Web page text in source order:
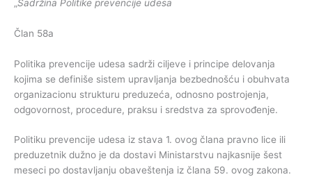
„Sadržina Politike prevencije udesa
Član 58a
Politika prevencije udesa sadrži ciljeve i principe delovanja
kojima se definiše sistem upravljanja bezbednošću i obuhvata
organizacionu strukturu preduzeća, odnosno postrojenja,
odgovornost, procedure, praksu i sredstva za sprovođenje.
Politiku prevencije udesa iz stava 1. ovog člana pravno lice ili
preduzetnik dužno je da dostavi Ministarstvu najkasnije šest
meseci po dostavljanju obaveštenja iz člana 59. ovog zakona.